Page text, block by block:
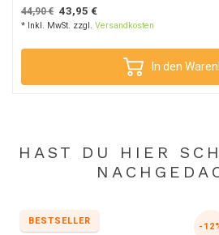
44,90 € 43,95 €
* Inkl. MwSt. zzgl. Versandkosten
In den
HAST DU HIER
BESTSELLER
-